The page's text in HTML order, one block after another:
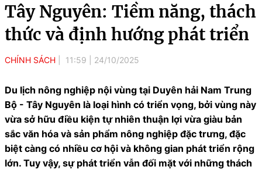
Tây Nguyên: Tiềm năng, thách
thức và định hướng phát triển
CHÍNH SÁCH 11:59 24/10/2025
Du lịch nông nghiệp nội vùng tại Duyên hải Nam Trung
Bộ - Tây Nguyên là loại hình có triển vọng, bởi vùng này
vừa sở hữu điều kiện tự nhiên thuận lợi vừa giàu bản
sắc văn hóa và sản phẩm nông nghiệp đặc trưng, đặc
biệt càng có nhiều cơ hội và không gian phát triển rộng
lớn. Tuy vậy, sự phát triển vẫn đối mặt với những thách